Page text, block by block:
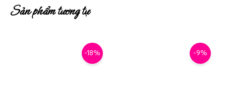
Sản phẩm tương tự
-18% -9%